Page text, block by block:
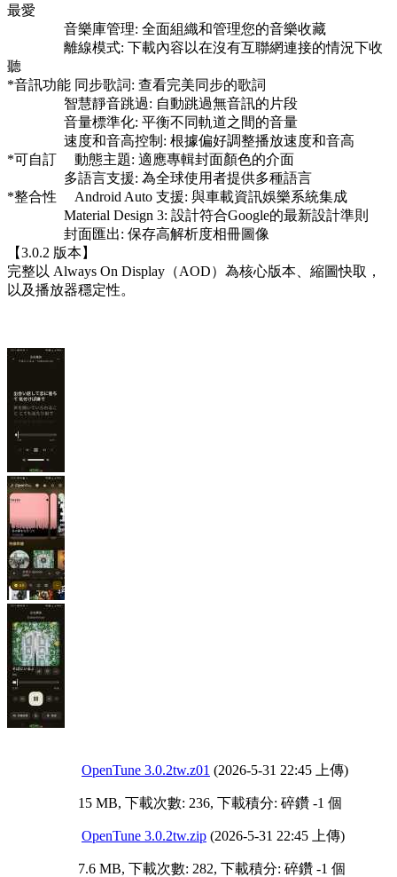
最愛
音樂庫管理: 全面組織和管理您的音樂收藏
離線模式: 下載內容以在沒有互聯網連接的情況下收
聽
*音訊功能 同步歌詞: 查看完美同步的歌詞
智慧靜音跳過: 自動跳過無音訊的片段
音量標準化: 平衡不同軌道之間的音量
速度和音高控制: 根據偏好調整播放速度和音高
*可自訂 動態主題: 適應專輯封面顏色的介面
多語言支援: 為全球使用者提供多種語言
*整合性 Android Auto 支援: 與車載資訊娛樂系統集成
Material Design 3: 設計符合Google的最新設計準則
封面匯出: 保存高解析度相冊圖像
【3.0.2 版本】
完整以 Always On Display（AOD）為核心版本、縮圖快取，
以及播放器穩定性。
OpenTune 3.0.2tw.z01 (2026-5-31 22:45 上傳)
15 MB, 下載次數: 236, 下載積分: 碎鑽 -1 個
OpenTune 3.0.2tw.zip (2026-5-31 22:45 上傳)
7.6 MB, 下載次數: 282, 下載積分: 碎鑽 -1 個